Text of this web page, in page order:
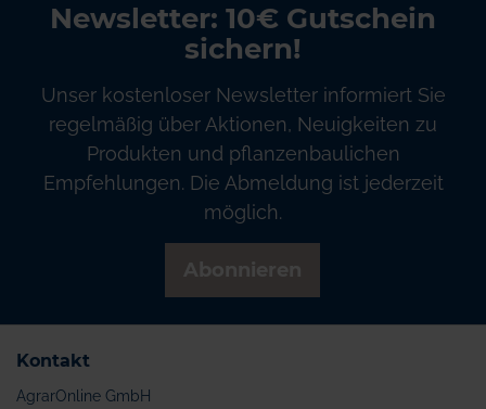
Newsletter: 10€ Gutschein
sichern!
Unser kostenloser Newsletter informiert Sie
regelmäßig über Aktionen, Neuigkeiten zu
Produkten und pflanzenbaulichen
Empfehlungen. Die Abmeldung ist jederzeit
möglich.
Kontakt
AgrarOnline GmbH